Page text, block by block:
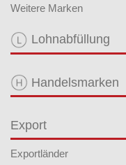
Weitere Marken
Lohnabfüllung
Handelsmarken
Export
Exportländer